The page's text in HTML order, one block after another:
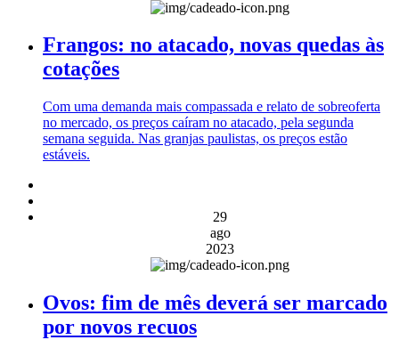
Frangos: no atacado, novas quedas às
cotações
Com uma demanda mais compassada e relato de sobreoferta
no mercado, os preços caíram no atacado, pela segunda
semana seguida. Nas granjas paulistas, os preços estão
estáveis.
29
ago
2023
Ovos: fim de mês deverá ser marcado
por novos recuos